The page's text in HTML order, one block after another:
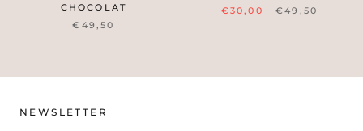
CHOCOLAT
€49,50
€30,00
€49,50
NEWSLETTER